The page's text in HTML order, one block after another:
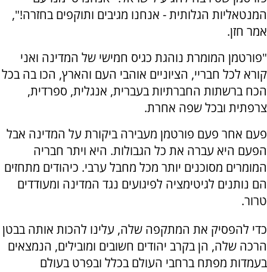
המנטאליות הגלותית - אנחנו מגיבים ותוקפים בחזרה!",
אמר חזן.
"פורטמן המומרת נוהגת כגיס חמישי של המדינה ואני
קורא לכל חבריי, הציוניים אוהבי העם והארץ, הכו בה בכל
הכח ברשתות החברתיות בעברית, אנגלית, ספרדית,
צרפתית ובכל שפה אחרת.
פעם אחר פעם פורטמן מעבירה ביקורת על המדינה אבל
הפעם היא עברה את כל הגבולות. היא ויתר חבריה
המומרים מסוכנים יותר מכל מחבל ערבי. כיהודים מתחזים
הם נותנים לגיטימציה לפיגועים נגד המדינה ומעודדים
טרור.
כדי להפסיק את המתקפה שלה, עלינו להכות אותה בבטן
הרכה שלה, הן בקרב יהודים חשובים ומובילים, הנמצאים
בעמדות מפתח ברחבי העולם בכלל ובפרט בעולם